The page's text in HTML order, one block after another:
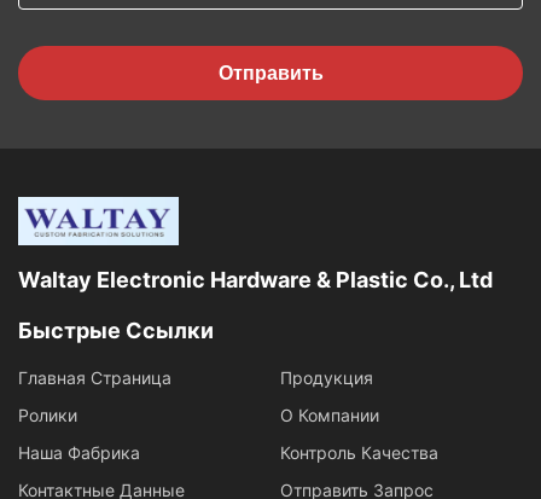
Отправить
Waltay Electronic Hardware & Plastic Co., Ltd
Быстрые Ссылки
Главная Страница
Продукция
Ролики
О Компании
Наша Фабрика
Контроль Качества
Контактные Данные
Отправить Запрос